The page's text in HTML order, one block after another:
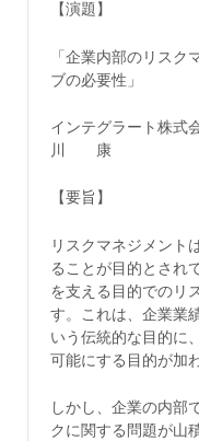
【演題】
「企業内部のリスク
ブの必要性」
インテグラート
川 康
【要旨】
リスクマネジメント
ることが目的とされ
を支える目的でのリ
す。これは、企業業
いう伝統的な目的に
可能にする目的が加
しかし、企業の内部
クに関する問題が山